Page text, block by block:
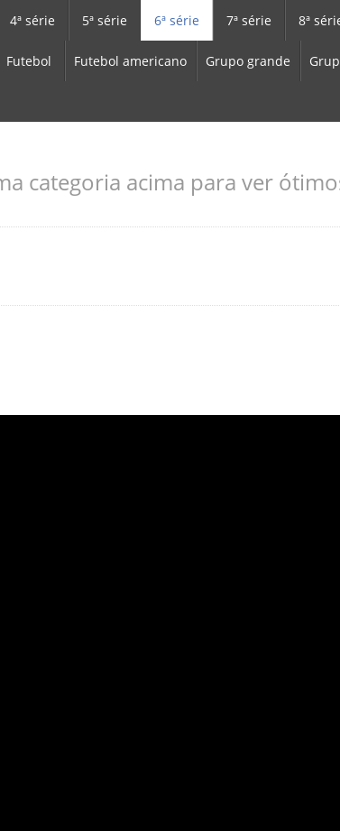
4ª série 5ª série 6ª série 7ª série 8ª
Futebol Futebol americano Grupo grande
categoria acima para ver